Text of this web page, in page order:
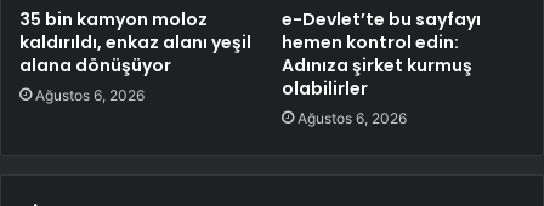
35 bin kamyon moloz
kaldırıldı, enkaz alanı yeşil
alana dönüşüyor
Ağustos 6, 2026
e-Devlet’te bu sayfayı
hemen kontrol edin:
Adınıza şirket kurmuş
olabilirler
Ağustos 6, 2026